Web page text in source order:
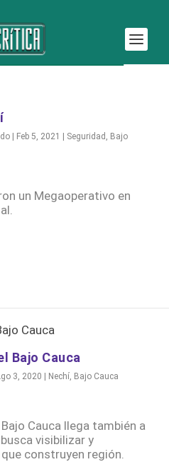
| Feb 5, 2021 | Seguridad
Bajo
un Megaoperativo en
Bajo Cauca
3, 2020 Nechí, Bajo Cauca
Cauca llega también a
visibilizar y
construyen región.